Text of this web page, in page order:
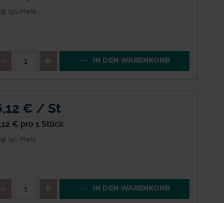
19% MwSt.
QTY_CONTROL_DECREASE
IN DEN WARENKORB
€ / St
€ pro 1 Stück
19% MwSt.
QTY_CONTROL_DECREASE
IN DEN WARENKORB